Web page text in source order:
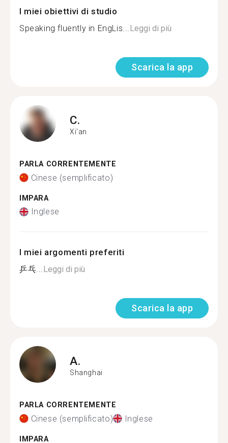
I miei obiettivi di studio
Speaking fluently in EngLis...Leggi di più
Scarica la app
C.
Xi'an
PARLA CORRENTEMENTE
Cinese (semplificato)
IMPARA
Inglese
I miei argomenti preferiti
乒乓...Leggi di più
Scarica la app
A.
Shanghai
PARLA CORRENTEMENTE
Cinese (semplificato) Inglese
IMPARA